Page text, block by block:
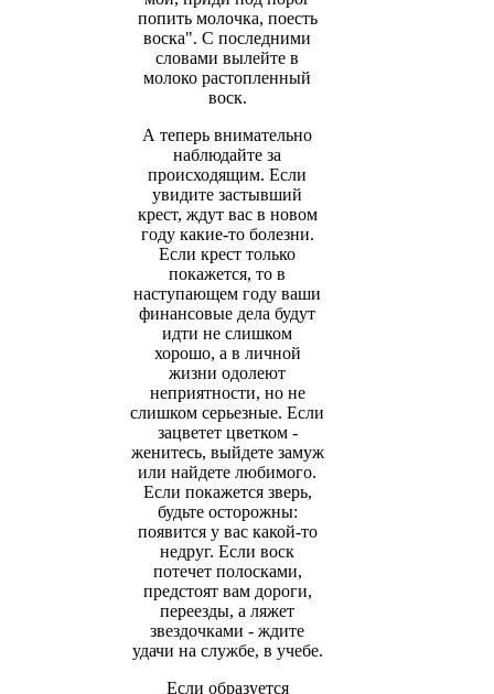
попить молочка, поесть
воска". С последними
словами вылейте в
молоко растопленный
воск.
А теперь внимательно
наблюдайте за
происходящим. Если
увидите застывший
крест, ждут вас в новом
году какие-то болезни.
Если крест только
покажется, то в
наступающем году ваши
финансовые дела будут
идти не слишком
хорошо, а в личной
жизни одолеют
неприятности, но не
слишком серьезные. Если
зацветет цветком -
женитесь, выйдете замуж
или найдете любимого.
Если покажется зверь,
будьте осторожны:
появится у вас какой-то
недруг. Если воск
потечет полосками,
предстоят вам дороги,
переезды, а ляжет
звездочками - ждите
удачи на службе, в учебе.
Если образуется